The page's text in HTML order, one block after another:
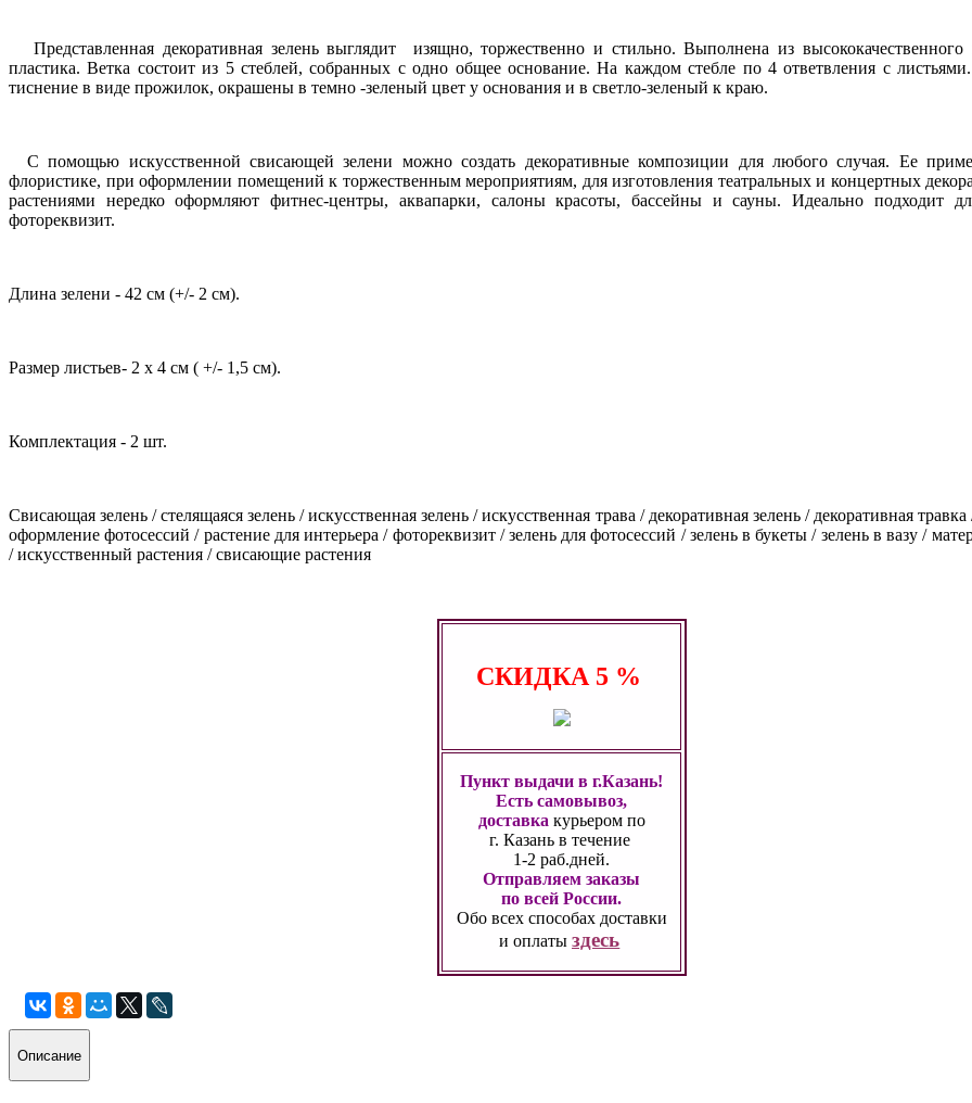
Представленная декоративная зелень выглядит изящно, торжественно и стильно. Выполнена из высококачественного
пластика. Ветка состоит из 5 стеблей, собранных с одно общее основание. На каждом стебле по 4 ответвления с
тиснение в виде прожилок, окрашены в темно -зеленый цвет у основания и в светло-зеленый к краю.
С помощью искусственной свисающей зелени можно создать декоративные композиции для любого случая. Ее
флористике, при оформлении помещений к торжественным мероприятиям, для изготовления театральных и концертных
растениями нередко оформляют фитнес-центры, аквапарки, салоны красоты, бассейны и сауны. Идеально подходит
фотореквизит.
Длина зелени - 42 см (+/- 2 см).
Размер листьев- 2 х 4 см ( +/- 1,5 см).
Комплектация - 2 шт.
Свисающая зелень / стелящаяся зелень / искусственная зелень / искусственная трава / декоративная зелень / декоративная
оформление фотосессий / растение для интерьера / фотореквизит / зелень для фотосессий / зелень в букеты / зелень в вазу /
/ искусственный растения / свисающие растения
СКИДКА 5 %
Пункт выдачи в г.Казань!
Есть самовывоз,
доставка курьером по
г. Казань в течение
1-2 раб.дней.
Отправляем заказы
по всей России.
Обо всех способах доставки
и оплатыздесь
Описание